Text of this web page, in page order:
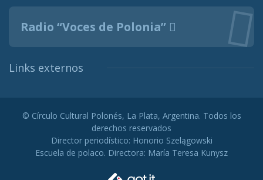
Radio “Voces de Polonia”
Links externos
© Círculo Cultural Polonés, La Plata, Argentina. Todos los
derechos reservados
Director periodístico: Honorio Szelągowski
Escuela de polaco. Directora: María Teresa Kunysz